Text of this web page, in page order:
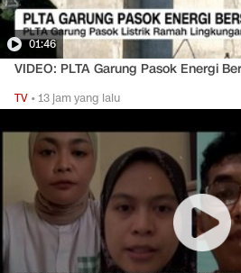
01:46
VIDEO: PLTA Garung Pasok Energi
TV •13 jam yang lalu